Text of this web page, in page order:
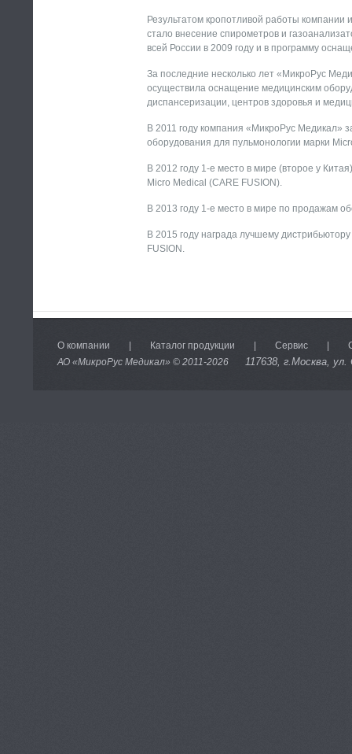
Результатом кропотливой работы компании
стало внесение спирометров и
всей России в 2009 году и в программу
За последние несколько лет «МикроРус
осуществила оснащение медицинским
диспансеризации, центров здоровья и
В 2011 году компания «МикроРус Медикал»
оборудования для пульмонологии марки
В 2012 году 1-е место в мире (второе у
Micro Medical (CARE FUSION).
В 2013 году 1-е место в мире по продажам
В 2015 году награда лучшему
FUSION.
О компании Каталог продукции Сервис
АО «МикроРус Медикал» © 2011-2026 117638, г.Москва, ул.